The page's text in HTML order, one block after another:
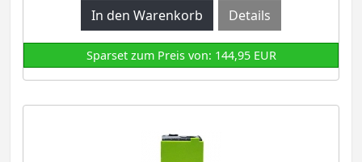
Details
Sparset zum Preis von: 144,95 EUR